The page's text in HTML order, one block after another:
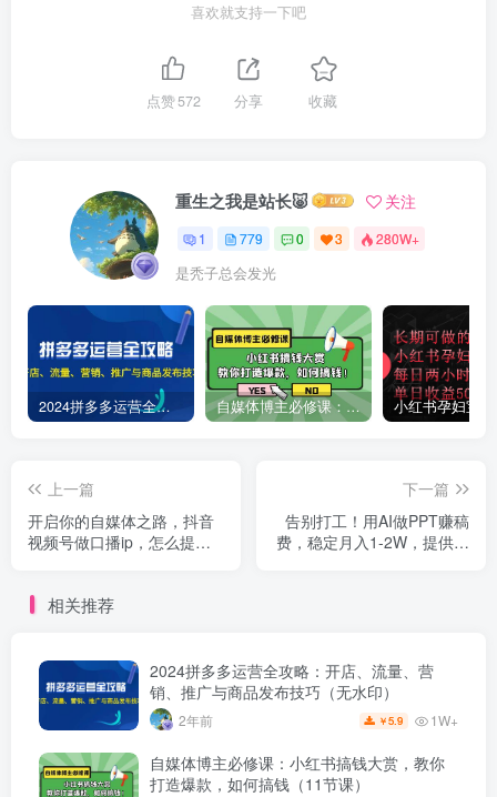
喜欢就支持一下吧
点赞572 分享 收藏
重生之我是站长🐷 关注
1 779 0 3 280W+
是秃子总会发光
2024拼多多运营全攻略：开店、流量、营销、推广与商品发布技巧（无水印） 自媒体博主必修课：小红书搞钱大赏，教你打造爆款，如何搞钱（11节课）
上一篇
开启你的自媒体之路，抖音
视频号做口播ip，怎么提升
下一篇
告别打工！用AI做PPT赚稿
费，稳定月入1-2W，提供接
相关推荐
2024拼多多运营全攻略：开店、流量、营
销、推广与商品发布技巧（无水印）
2年前 ￥5.9 1W+
自媒体博主必修课：小红书搞钱大赏，教你
打造爆款，如何搞钱（11节课）